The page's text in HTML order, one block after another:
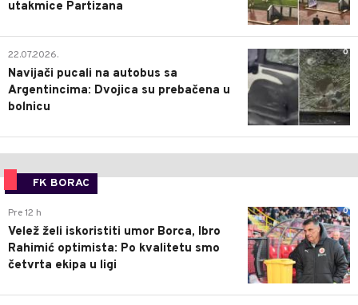
utakmice Partizana
0
22.07.2026.
Navijači pucali na autobus sa
Argentincima: Dvojica su prebačena u
bolnicu
FK BORAC
0
Pre 12 h
Velež želi iskoristiti umor Borca, Ibro
Rahimić optimista: Po kvalitetu smo
četvrta ekipa u ligi